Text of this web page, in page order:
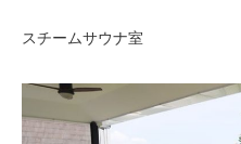
スチームサウナ室